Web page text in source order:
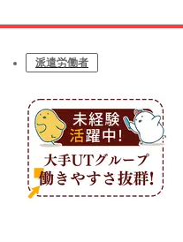
派遣労働者